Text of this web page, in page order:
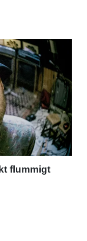
flummigt